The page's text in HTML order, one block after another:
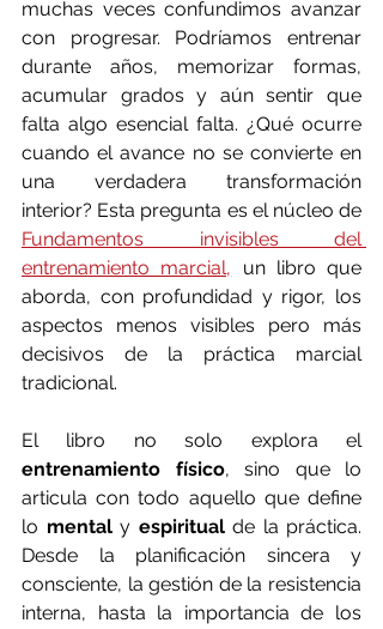
muchas veces confundimos avanzar
con progresar. Podríamos entrenar
durante años, memorizar formas,
acumular grados y aún sentir que
falta algo esencial falta. ¿Qué ocurre
cuando el avance no se convierte en
una verdadera transformación
Fundamentos invisibles del
entrenamiento marcial, un libro que
aborda, con profundidad y rigor, los
aspectos menos visibles pero más
decisivos de la práctica marcial
tradicional.
El libro no solo explora el
entrenamiento físico, sino que lo
articula con todo aquello que define
lo mental y espiritual de la práctica.
Desde la planificación sincera y
consciente, la gestión de la resistencia
interna, hasta la importancia de los